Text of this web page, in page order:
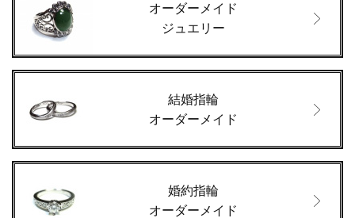
オーダーメイド
ジュエリー
結婚指輪
オーダーメイド
婚約指輪
オーダーメイド